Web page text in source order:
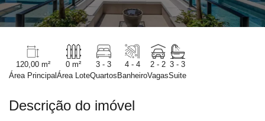
120,00 m²
Área Principal
0 m²
Área Lote
3 - 3
Quartos
4 - 4
Banheiro
2 - 2
Vagas
3 - 3
Suite
Descrição do imóvel